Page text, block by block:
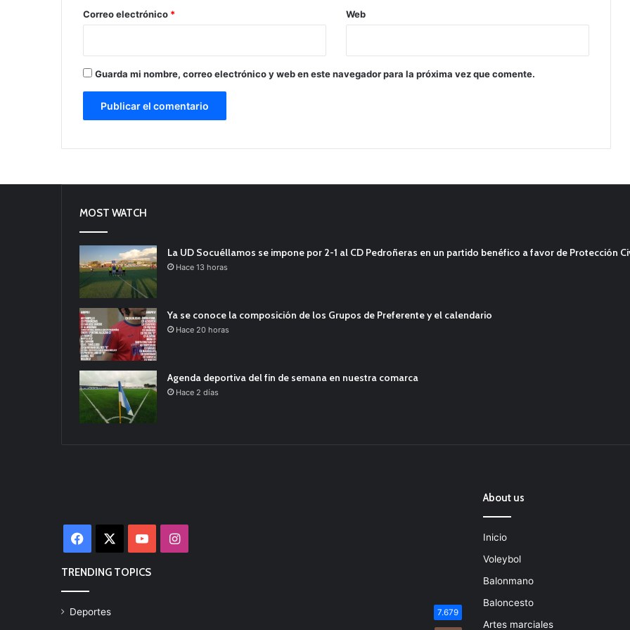
*
Correo electrónico * Web
Guarda mi nombre, correo electrónico y web en este navegador para la próxima vez que comente.
MOST WATCH
La UD Socuéllamos se impone por 2-1 al CD Pedroñeras en un partido benéfico a favor de Protección
Hace 13 horas
Ya se conoce la composición de los Grupos de Preferente y el calendario
Hace 20 horas
Agenda deportiva del fin de semana en nuestra comarca
Hace 2 días
Facebook YouTubeInstagram
TRENDING TOPICS
Deportes 7.679
About us
Inicio
Voleybol
Balonmano
Baloncesto
Artes marciales